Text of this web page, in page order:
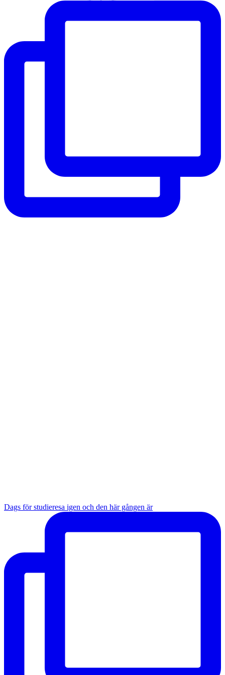
Dags för studieresa igen och den här gången är